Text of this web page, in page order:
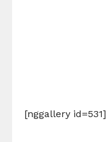
[nggallery id=531]